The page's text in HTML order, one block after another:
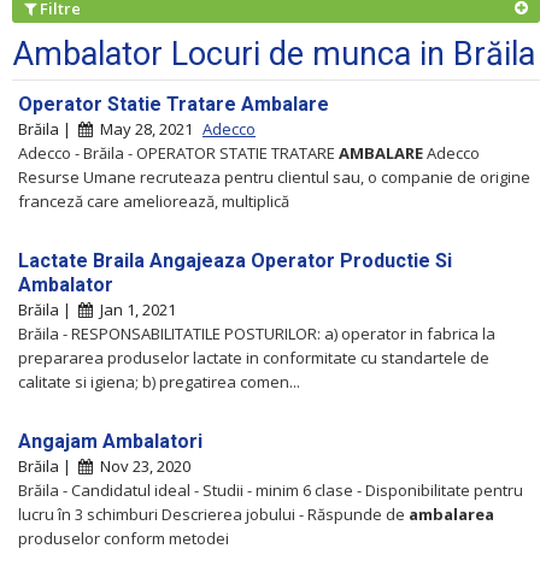
Filtre
Ambalator Locuri de munca in Brăila
Operator Statie Tratare Ambalare
Brăila | May 28, 2021 Adecco
Adecco - Brăila - OPERATOR STATIE TRATARE AMBALAREAdecco
Resurse Umane recruteaza pentru clientul sau, o companie de origine
franceză care ameliorează, multiplică
Lactate Braila Angajeaza Operator Productie Si
Ambalator
Brăila |
Jan 1, 2021
Brăila - RESPONSABILITATILE POSTURILOR: a) operator in fabrica la
prepararea produselor lactate in conformitate cu standartele de
calitate si igiena; b) pregatirea comen...
Angajam Ambalatori
Brăila |
Nov 23, 2020
Brăila - Candidatul ideal - Studii - minim 6 clase - Disponibilitate pentru
lucru în 3 schimburi Descrierea jobului - Răspunde de ambalarea
produselor conform metodei